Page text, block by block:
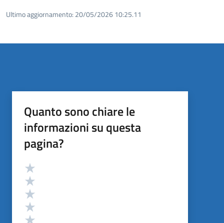
Ultimo aggiornamento: 20/05/2026 10:25.11
Quanto sono chiare le
informazioni su questa
pagina?
Valutazione